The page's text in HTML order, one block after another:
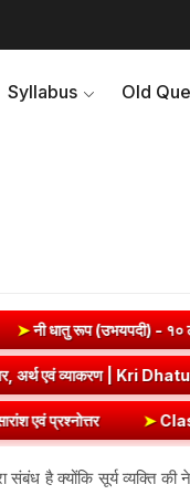
Syllabus Old
अर्थ एवं व्याकरण | Ni
धातु रूप (उभयपदी) - १०
8 Hindi Malhar Chapter 1
है क्योंकि सूर्य व्यक्ति की